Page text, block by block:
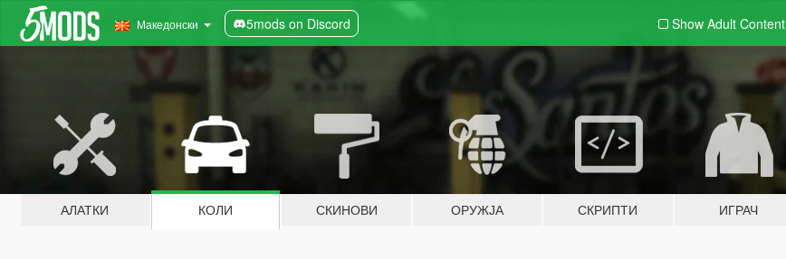
Македонски 5mods on Discord Show Adult Content
АЛАТКИ КОЛИ СКИНОВИ ОРУЖЈА СКРИПТИ ИГРАЧ